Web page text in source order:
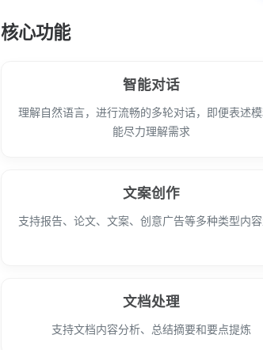
核心功能
智能对话
理解自然语言，进行流畅的多轮对话，即便表述
能尽力理解需求
文案创作
支持报告、论文、文案、创意广告等多种类型内
文档处理
支持文档内容分析、总结摘要和要点提炼